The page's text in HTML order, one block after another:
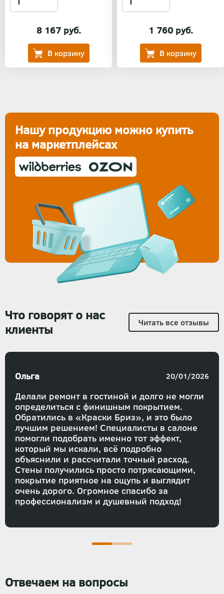
8 167 руб. 1 760 руб.
Нашу продукцию можно купить
на маркетплейсах
Что говорят о нас
клиенты
Читать все отзывы
Делали ремонт в гостиной и долго не могли
определиться с финишным покрытием.
Обратились в «Краски Бриз», и это было
лучшим решением! Специалисты в салоне
помогли подобрать именно тот эффект,
который мы искали, всё подробно
объяснили и рассчитали точный расход.
Стены получились просто потрясающими,
покрытие приятное на ощупь и выглядит
очень дорого. Огромное спасибо за
профессионализм и душевный подход!
Ольга 20/01/2026
Отвечаем на вопросы